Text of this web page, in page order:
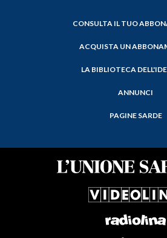
CONSULTA IL TUO
ACQUISTA UN
LA BIBLIOTECA
ANNUNCI
PAGINE SARDE